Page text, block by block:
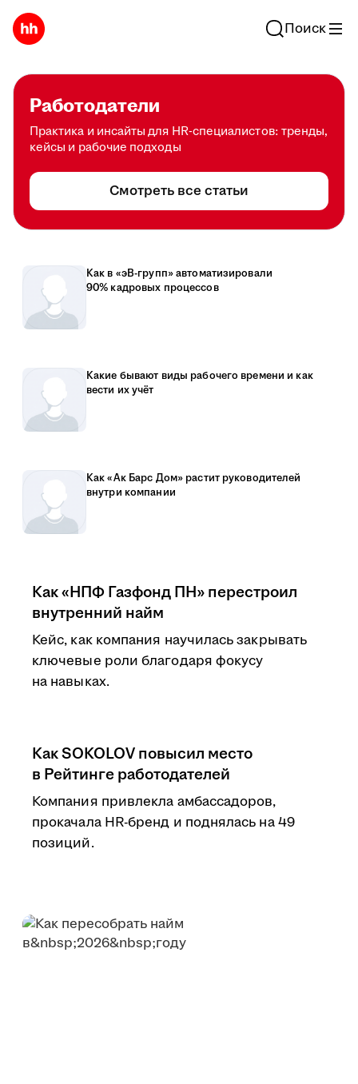
Поиск
Работодатели
Практика и инсайты для HR-специалистов: тренды,
кейсы и рабочие подходы
Смотреть все статьи
Как в «эВ-групп» автоматизировали
90% кадровых процессов
Какие бывают виды рабочего времени и как
вести их учёт
Как «Ак Барс Дом» растит руководителей
внутри компании
Как «НПФ Газфонд ПН» перестроил
внутренний найм
Кейс, как компания научилась закрывать
ключевые роли благодаря фокусу
на навыках.
Как SOKOLOV повысил место
в Рейтинге работодателей
Компания привлекла амбассадоров,
прокачала HR-бренд и поднялась на 49
позиций.